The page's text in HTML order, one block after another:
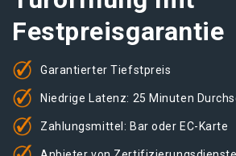
Festpreisgarantie
Garantierter Tiefstpreis
Niedrige Latenz: 25 Minuten
Zahlungsmittel: Bar oder EC-Karte